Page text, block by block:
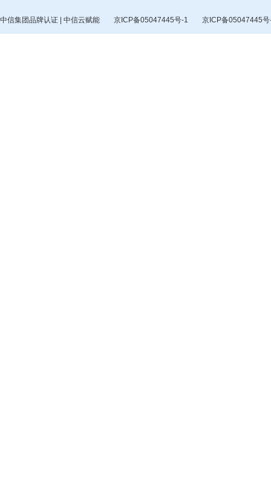
中信集团品牌认证 | 中信云赋能 京ICP备05047445号-1 京ICP备05047445